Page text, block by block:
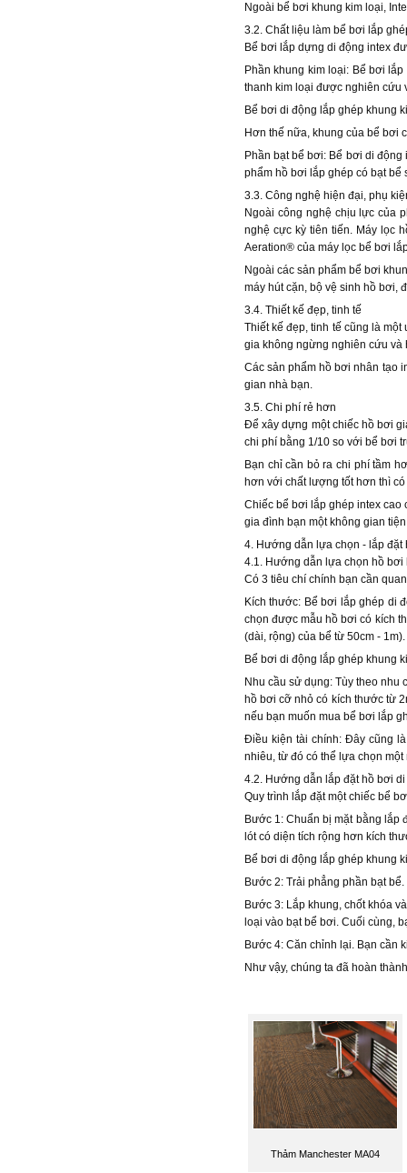
Ngoài bể bơi khung kim loại,
3.2. Chất liệu làm bể bơi lắp
Bể bơi lắp dựng di động intex
Phần khung kim loại: Bể bơi
thanh kim loại được nghiên cứu
Bể bơi di động lắp ghép khung
Hơn thế nữa, khung của bể bơi
Phần bạt bể bơi: Bể bơi di
phẩm hồ bơi lắp ghép có bạt bể
3.3. Công nghệ hiện đại, phụ
Ngoài công nghệ chịu lực của
nghệ cực kỳ tiên tiến. Máy lọc
Aeration® của máy lọc bể bơi
Ngoài các sản phẩm bể bơi
máy hút cặn, bộ vệ sinh hồ bơi,
3.4. Thiết kế đẹp, tinh tế
Thiết kế đẹp, tinh tế cũng là
gia không ngừng nghiên cứu và
Các sản phẩm hồ bơi nhân tạo
gian nhà bạn.
3.5. Chi phí rẻ hơn
Để xây dựng một chiếc hồ bơi
chi phí bằng 1/10 so với bể bơi
Bạn chỉ cần bỏ ra chi phí tầm
hơn với chất lượng tốt hơn thì
Chiếc bể bơi lắp ghép intex cao
gia đình bạn một không gian
4. Hướng dẫn lựa chọn - lắp đặt
4.1. Hướng dẫn lựa chọn hồ bơi
Có 3 tiêu chí chính bạn cần
Kích thước: Bể bơi lắp ghép di
chọn được mẫu hồ bơi có kích
(dài, rộng) của bể từ 50cm -
Bể bơi di động lắp ghép khung
Nhu cầu sử dụng: Tùy theo nhu
hồ bơi cỡ nhỏ có kích thước từ
nếu bạn muốn mua bể bơi lắp
Điều kiện tài chính: Đây cũng
nhiêu, từ đó có thể lựa chọn
4.2. Hướng dẫn lắp đặt hồ bơi
Quy trình lắp đặt một chiếc bể
Bước 1: Chuẩn bị mặt bằng lắp
lót có diện tích rộng hơn kích
Bể bơi di động lắp ghép khung
Bước 2: Trải phẳng phần bạt
Bước 3: Lắp khung, chốt khóa
loại vào bạt bể bơi. Cuối cùng,
Bước 4: Căn chỉnh lại. Bạn cần
Như vậy, chúng ta đã hoàn
Thảm Manchester MA04